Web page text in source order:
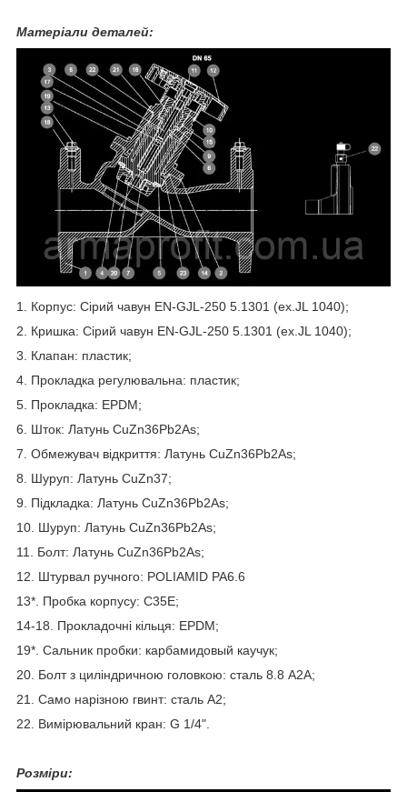
Матеріали деталей:
1. Корпус: Сірий чавун EN-GJL-250 5.1301 (ex.JL 1040);
2. Кришка: Сірий чавун EN-GJL-250 5.1301 (ex.JL 1040);
3. Клапан: пластик;
4. Прокладка регулювальна: пластик;
5. Прокладка: EPDM;
6. Шток: Латунь CuZn36Pb2As;
7. Обмежувач відкриття: Латунь CuZn36Pb2As;
8. Шуруп: Латунь CuZn37;
9. Підкладка: Латунь CuZn36Pb2As;
10. Шуруп: Латунь CuZn36Pb2As;
11. Болт: Латунь CuZn36Pb2As;
12. Штурвал ручного: POLIAMID PA6.6
13*. Пробка корпусу: C35E;
14-18. Прокладочні кільця: EPDM;
19*. Сальник пробки: карбамидовый каучук;
20. Болт з циліндричною головкою: сталь 8.8 А2А;
21. Само нарізною гвинт: сталь А2;
22. Вимірювальний кран: G 1/4".
Розміри: